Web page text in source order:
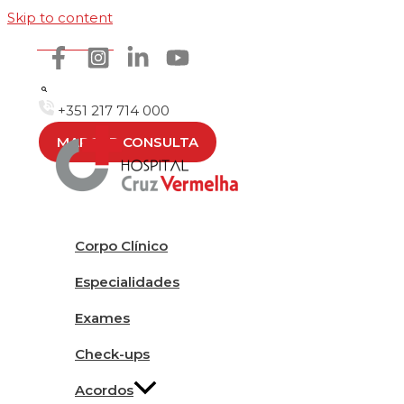
Skip to content
Como chegar
+351 217 714 000
MARCAR CONSULTA
Corpo Clínico
Especialidades
Exames
Check-ups
Acordos